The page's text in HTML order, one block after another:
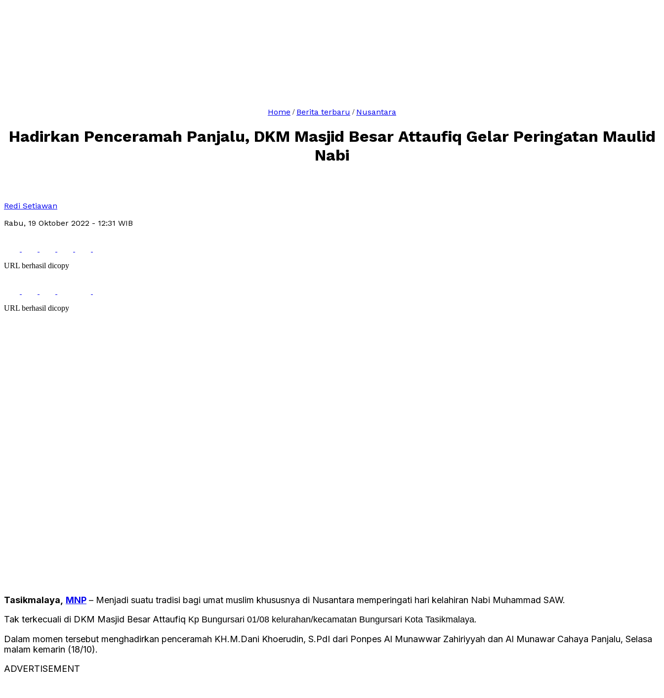
Home / Berita terbaru / Nusantara
Hadirkan Penceramah Panjalu, DKM Masjid Besar Attaufiq Gelar Peringatan Maulid
Nabi
Redi Setiawan
Rabu, 19 Oktober 2022 - 12:31 WIB
URL berhasil dicopy
URL berhasil dicopy
Tasikmalaya, MNP – Menjadi suatu tradisi bagi umat muslim khususnya di Nusantara memperingati hari kelahiran Nabi Muhammad SAW.
Tak terkecuali di DKM Masjid Besar Attaufiq Kp Bungursari 01/08 kelurahan/kecamatan Bungursari Kota Tasikmalaya.
Dalam momen tersebut menghadirkan penceramah KH.M.Dani Khoerudin, S.PdI dari Ponpes Al Munawwar Zahiriyyah dan Al Munawar Cahaya Panjalu, Selasa
malam kemarin (18/10).
ADVERTISEMENT